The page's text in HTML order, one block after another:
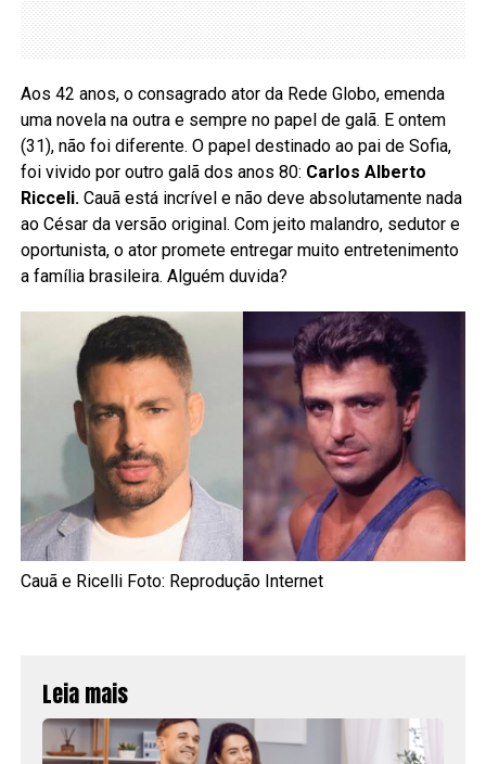
Aos 42 anos, o consagrado ator da Rede Globo, emenda
uma novela na outra e sempre no papel de galã. E ontem
(31), não foi diferente. O papel destinado ao pai de Sofia,
foi vivido por outro galã dos anos 80: Carlos Alberto
Ricceli. Cauã está incrível e não deve absolutamente nada
ao César da versão original. Com jeito malandro, sedutor e
oportunista, o ator promete entregar muito entretenimento
a família brasileira. Alguém duvida?
Cauã e Ricelli Foto: Reprodução Internet
Leia mais